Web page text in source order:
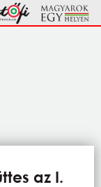
az I.